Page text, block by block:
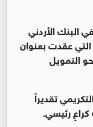
البنك الأردني
التي عقدت بعنوان
التمويل
تقديراً
رئيسي.